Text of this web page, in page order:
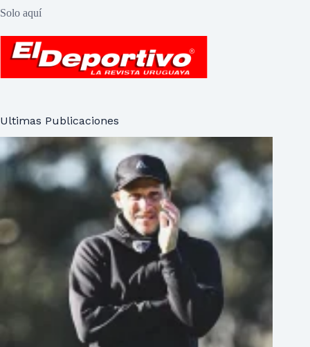
Solo aquí
Ultimas Publicaciones